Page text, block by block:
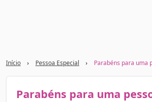
Início › Pessoa Especial › Parabéns para uma
Parabéns para uma